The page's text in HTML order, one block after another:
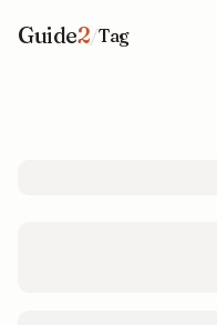
Guide2/Tag